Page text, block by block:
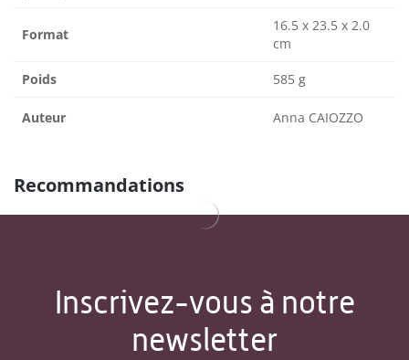
Format
16.5 x 23.5 x 2.0
cm
Poids 585 g
Auteur Anna CAIOZZO
Recommandations
Inscrivez-vous à notre
newsletter